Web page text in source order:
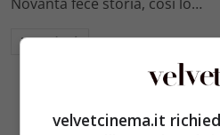
Leggi di più
velvetcinema.it